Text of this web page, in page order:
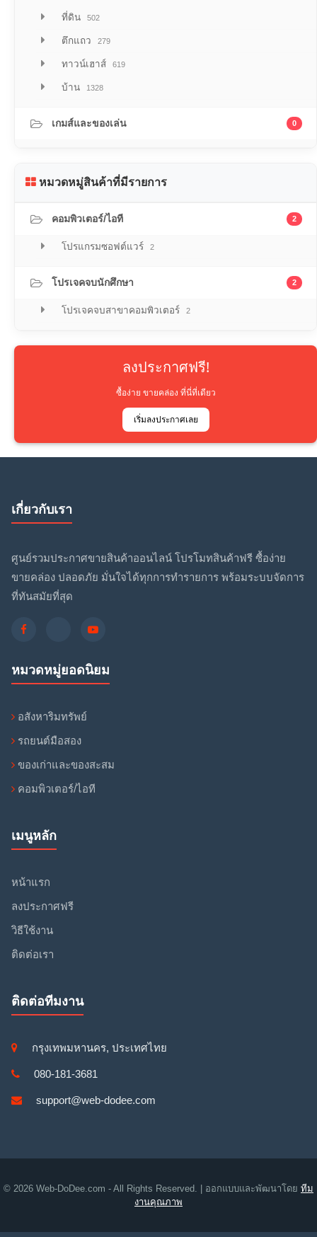
ที่ดิน 502
ตึกแถว 279
ทาวน์เฮาส์ 619
บ้าน 1328
เกมส์และของเล่น 0
หมวดหมู่สินค้าที่มีรายการ
คอมพิวเตอร์/ไอที 2
โปรแกรมซอฟต์แวร์ 2
โปรเจคจบนักศึกษา 2
โปรเจคจบสาขาคอมพิวเตอร์ 2
ลงประกาศฟรี!
ซื้อง่าย ขายคล่อง ที่นี่ที่เดียว
เริ่มลงประกาศเลย
เกี่ยวกับเรา
ศูนย์รวมประกาศขายสินค้าออนไลน์ โปรโมทสินค้าฟรี ซื้อง่าย
ขายคล่อง ปลอดภัย มั่นใจได้ทุกการทำรายการ พร้อมระบบจัดการ
ที่ทันสมัยที่สุด
หมวดหมู่ยอดนิยม
อสังหาริมทรัพย์
รถยนต์มือสอง
ของเก่าและของสะสม
คอมพิวเตอร์/ไอที
เมนูหลัก
หน้าแรก
ลงประกาศฟรี
วิธีใช้งาน
ติดต่อเรา
ติดต่อทีมงาน
กรุงเทพมหานคร, ประเทศไทย
080-181-3681
support@web-dodee.com
© 2026 Web-DoDee.com - All Rights Reserved. | ออกแบบและพัฒนาโดย ทีม
งานคุณภาพ